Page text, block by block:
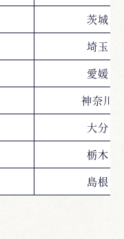
茨城県
埼玉県
愛媛県
神奈川
大分県
栃木県
島根県